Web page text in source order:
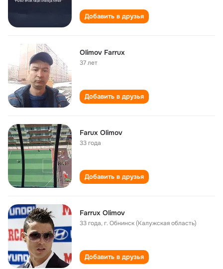
Добавить в друзья
Olimov Farrux
37 лет
Добавить в друзья
Farux Olimov
33 года
Добавить в друзья
Farrux Olimov
33 года,г. Обнинск (Калужская область)
Добавить в друзья